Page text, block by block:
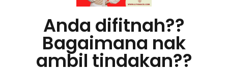
Anda difitnah??
Bagaimana nak
ambil tindakan??